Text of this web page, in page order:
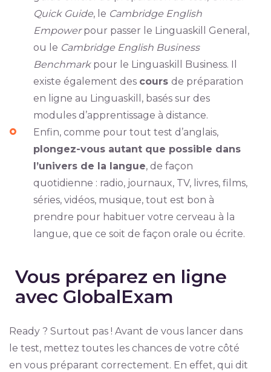
Quick Guide, le Cambridge English
Empowerpour passer le Linguaskill General,
ou le Cambridge English Business
Benchmarkpour le Linguaskill Business. Il
existe également des cours de préparation
en ligne au Linguaskill, basés sur des
modules d’apprentissage à distance.
Enfin, comme pour tout test d’anglais,
plongez-vous autant que possible dans
l’univers de la langue, de façon
quotidienne : radio, journaux, TV, livres, films,
séries, vidéos, musique, tout est bon à
prendre pour habituer votre cerveau à la
langue, que ce soit de façon orale ou écrite.
Vous préparez en ligne
avec GlobalExam
Ready ? Surtout pas ! Avant de vous lancer dans
le test, mettez toutes les chances de votre côté
en vous préparant correctement. En effet, qui dit